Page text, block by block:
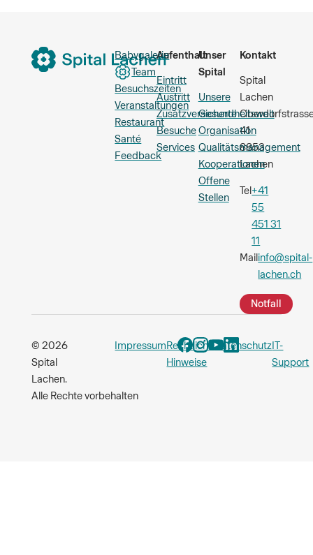
Babygalerie
Team
Besuchszeiten
Veranstaltungen
Restaurant
Santé
Feedback
Aufenthalt
Eintritt
Austritt
Zusatzversicherte
Besuche
Services
Unser
Spital
Unsere
Gesundheitswelt
Organisation
Qualitätsmanagement
Kooperationen
Offene
Stellen
Kontakt
Spital
Lachen
41
8853
Lachen
Tel+41
55
451 31
11
Mailinfo@spital-
lachen.ch
Notfall
© 2026
Spital
Lachen.
Alle Rechte vorbehalten
ImpressumRechtliche
Hinweise
DatenschutzIT-
Support